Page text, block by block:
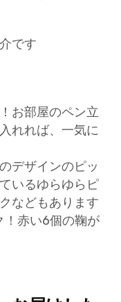
です
お部屋のペン立
れれば、一気に
デザインのピッ
いるゆらゆらピ
などもあります
！赤い6個の鞠が